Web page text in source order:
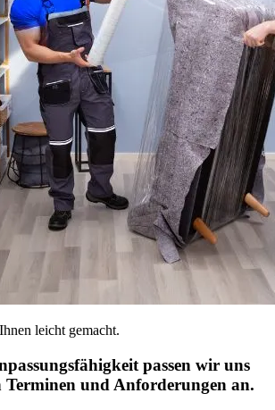
leicht gemacht.
passen wir uns
Terminen und Anforderungen an.